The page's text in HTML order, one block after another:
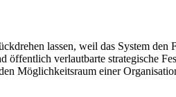
lassen, weil das System
öffentlich verlautbarte
Möglichkeitsraum einer